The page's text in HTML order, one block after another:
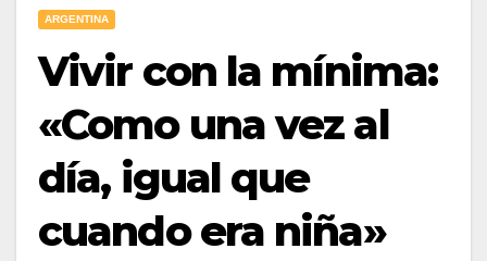
ARGENTINA
Vivir con la mínima:
«Como una vez al
día, igual que
cuando era niña»